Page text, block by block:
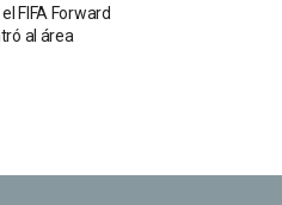
FIFA Forward
al área